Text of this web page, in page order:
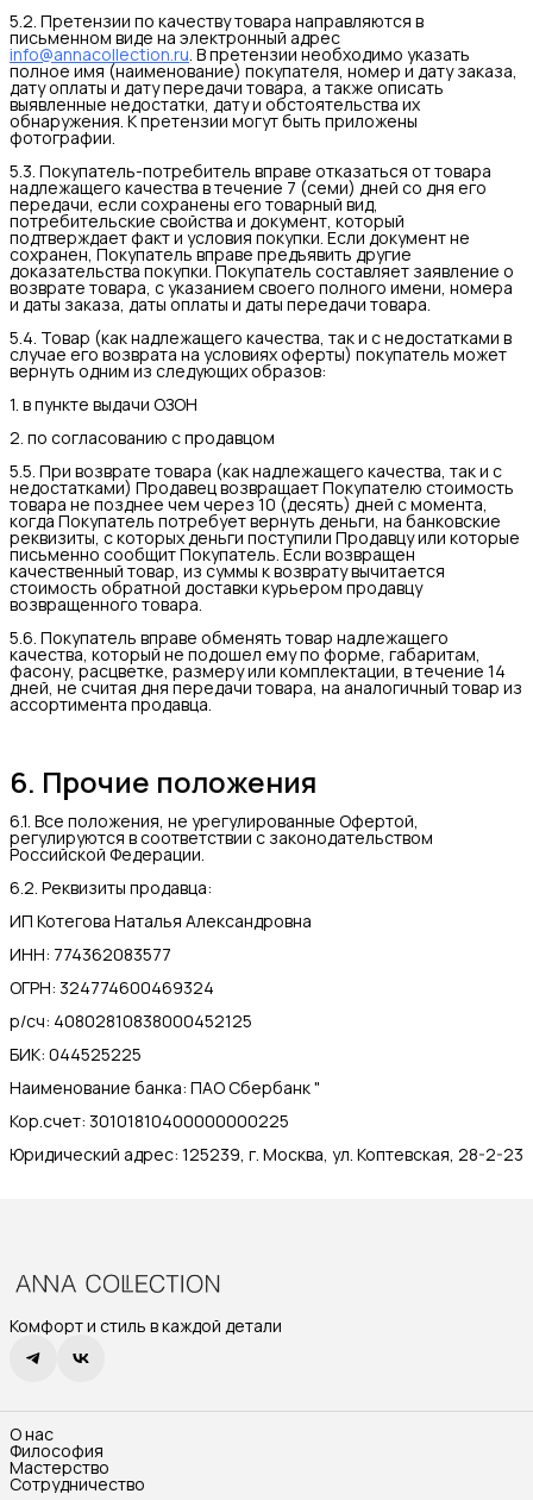
5.2. Претензии по качеству товара направляются в
письменном виде на электронный адрес
info@annacollection.ru. В претензии необходимо указать
полное имя (наименование) покупателя, номер и дату заказа,
дату оплаты и дату передачи товара, а также описать
выявленные недостатки, дату и обстоятельства их
обнаружения. К претензии могут быть приложены
фотографии.
5.3. Покупатель-потребитель вправе отказаться от товара
надлежащего качества в течение 7 (семи) дней со дня его
передачи, если сохранены его товарный вид,
потребительские свойства и документ, который
подтверждает факт и условия покупки. Если документ не
сохранен, Покупатель вправе предъявить другие
доказательства покупки. Покупатель составляет заявление о
возврате товара, с указанием своего полного имени, номера
и даты заказа, даты оплаты и даты передачи товара.
5.4. Товар (как надлежащего качества, так и с недостатками в
случае его возврата на условиях оферты) покупатель может
вернуть одним из следующих образов:
1. в пункте выдачи ОЗОН
2. по согласованию с продавцом
5.5. При возврате товара (как надлежащего качества, так и с
недостатками) Продавец возвращает Покупателю стоимость
товара не позднее чем через 10 (десять) дней с момента,
когда Покупатель потребует вернуть деньги, на банковские
реквизиты, с которых деньги поступили Продавцу или которые
письменно сообщит Покупатель. Если возвращен
качественный товар, из суммы к возврату вычитается
стоимость обратной доставки курьером продавцу
возвращенного товара.
5.6. Покупатель вправе обменять товар надлежащего
качества, который не подошел ему по форме, габаритам,
фасону, расцветке, размеру или комплектации, в течение 14
дней, не считая дня передачи товара, на аналогичный товар из
ассортимента продавца.
6. Прочие положения
6.1. Все положения, не урегулированные Офертой,
регулируются в соответствии с законодательством
Российской Федерации.
6.2. Реквизиты продавца:
ИП Котегова Наталья Александровна
ИНН: 774362083577
ОГРН: 324774600469324
р/сч: 40802810838000452125
БИК: 044525225
Наименование банка: ПАО Сбербанк "
Кор.счет: 30101810400000000225
Юридический адрес: 125239, г. Москва, ул. Коптевская, 28-2-23
Комфорт и стиль в каждой детали
О нас
Философия
Мастерство
Сотрудничество